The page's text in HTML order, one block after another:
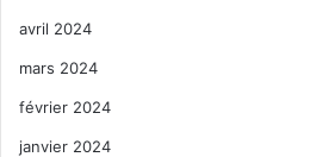
avril 2024
mars 2024
février 2024
janvier 2024